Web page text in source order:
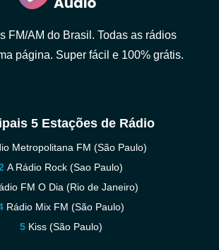
FM/AM do Brasil. Todas as rádios
página. Super fácil e 100% grátis.
5 Estações de Rádio
Metropolitana FM (São Paulo)
A Rádio Rock (Sao Paulo)
FM O Dia (Rio de Janeiro)
Rádio Mix FM (São Paulo)
Kiss (São Paulo)